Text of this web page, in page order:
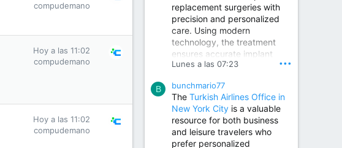
compudemano
Hoy a las 11:02
compudemano
Hoy a las 11:02
compudemano
Children Hospital in Secunderabad | Best Pediatrician in Hyderabad | Neonatologist in Medchal
Our pediatrician and
Neonatologist team at...
www.srianaghaclinic.com
replacement surgeries with
precision and personalized
care. Using modern
technology, the treatment
ensures accurate implant
placement, reduced pain,
improved joint function,
helping patients return to an
active and comfortable
lifestyle.
Lunes a las 07:23 •••
B bunchmario77
The Turkish Airlines Office in
New York City is a valuable
resource for both business
and leisure travelers who
prefer personalized